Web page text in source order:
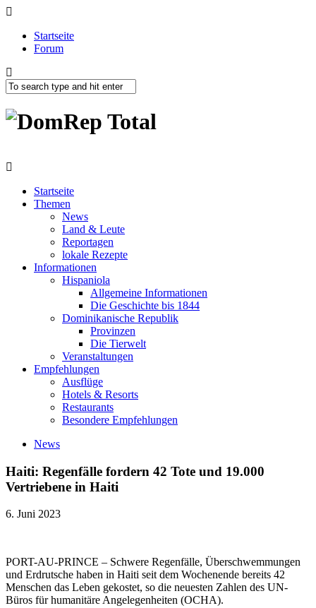
Startseite
Forum
Startseite
Themen
News
Land & Leute
Reportagen
lokale Rezepte
Informationen
Hispaniola
Allgemeine Informationen
Die Geschichte bis 1844
Dominikanische Republik
Provinzen
Die Tierwelt
Veranstaltungen
Empfehlungen
Ausflüge
Hotels & Resorts
Restaurants
Besondere Empfehlungen
News
Haiti: Regenfälle fordern 42 Tote und 19.000
Vertriebene in Haiti
6. Juni 2023
PORT-AU-PRINCE – Schwere Regenfälle, Überschwemmungen
und Erdrutsche haben in Haiti seit dem Wochenende bereits 42
Menschen das Leben gekostet, so die neuesten Zahlen des UN-
Büros für humanitäre Angelegenheiten (OCHA).